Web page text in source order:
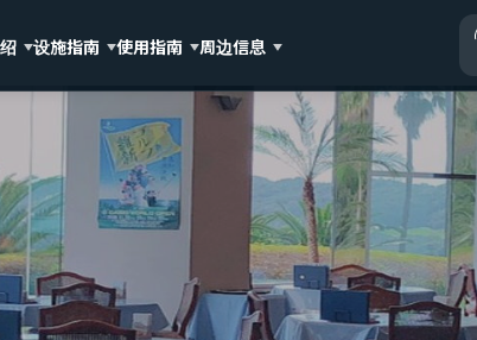
设施指南 使用指南 周边信息